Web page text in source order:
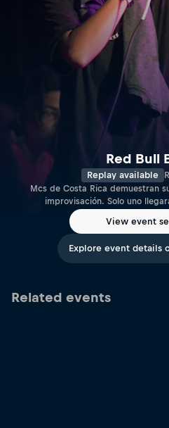
Red Bull
Replay available
Mcs de Costa Rica demuestran
improvisación. Solo uno
View event
Explore event details
Related events